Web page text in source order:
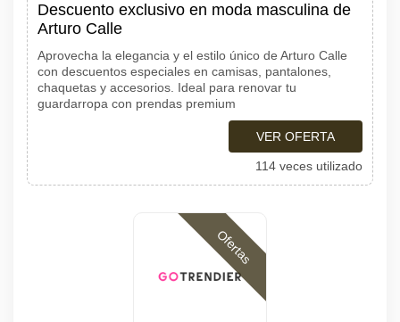
Descuento exclusivo en moda masculina de
Arturo Calle
Aprovecha la elegancia y el estilo único de Arturo Calle
con descuentos especiales en camisas, pantalones,
chaquetas y accesorios. Ideal para renovar tu
guardarropa con prendas premium
VER OFERTA
114 veces utilizado
Ofertas